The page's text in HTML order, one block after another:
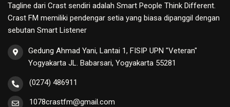
Tagline dari Crast sendiri adalah Smart People Think Different.
Crast FM memiliki pendengar setia yang biasa dipanggil dengan
sebutan Smart Listener
Gedung Ahmad Yani, Lantai 1, FISIP UPN "Veteran"
Yogyakarta JL. Babarsari, Yogyakarta 55281
(0274) 486911
1078crastfm@gmail.com